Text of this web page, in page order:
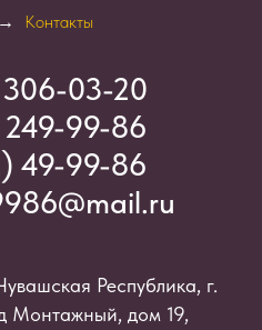
→ Контакты
03-20
99-86
49-99-86
Республика, г.
Монтажный, дом 19,